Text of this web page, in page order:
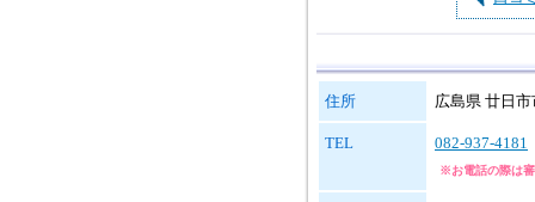
住所 広島県 廿日
TEL 082-937-4181
※お電話の際は